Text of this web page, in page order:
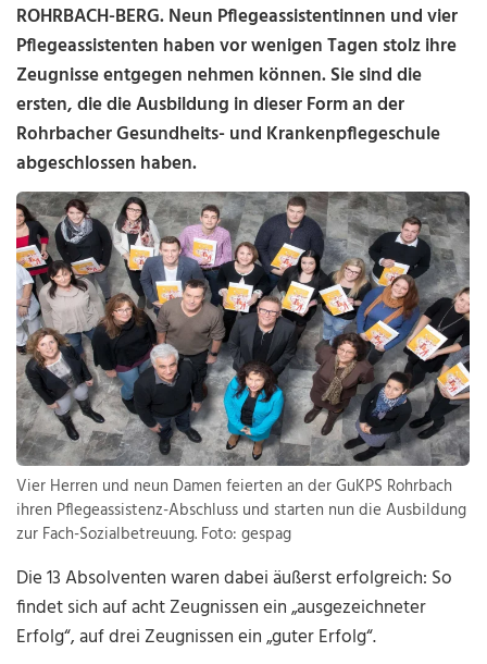
ROHRBACH-BERG. Neun Pflegeassistentinnen und vier
Pflegeassistenten haben vor wenigen Tagen stolz ihre
Zeugnisse entgegen nehmen können. Sie sind die
ersten, die die Ausbildung in dieser Form an der
Rohrbacher Gesundheits- und Krankenpflegeschule
abgeschlossen haben.
Vier Herren und neun Damen feierten an der GuKPS Rohrbach
ihren Pflegeassistenz-Abschluss und starten nun die Ausbildung
zur Fach-Sozialbetreuung. Foto: gespag
Die 13 Absolventen waren dabei äußerst erfolgreich: So
findet sich auf acht Zeugnissen ein „ausgezeichneter
Erfolg“, auf drei Zeugnissen ein „guter Erfolg“.